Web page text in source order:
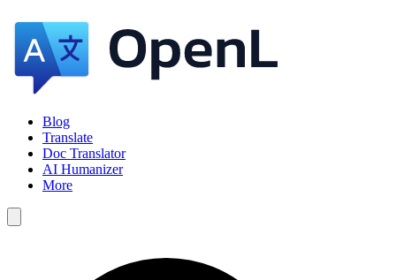
Blog
Translate
Doc Translator
AI Humanizer
More